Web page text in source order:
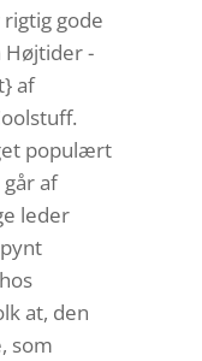
gode
-
af
populært
af
leder
at, den
som